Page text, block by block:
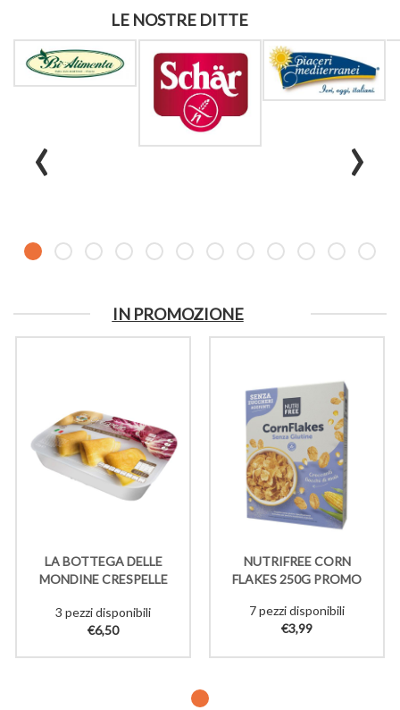
LE NOSTRE DITTE
‹ ›
IN PROMOZIONE
LA BOTTEGA DELLE
MONDINE CRESPELLE
SURG 220G
3 pezzi disponibili
€6,50
NUTRIFREE CORN
FLAKES 250G PROMO
7 pezzi disponibili
€3,99